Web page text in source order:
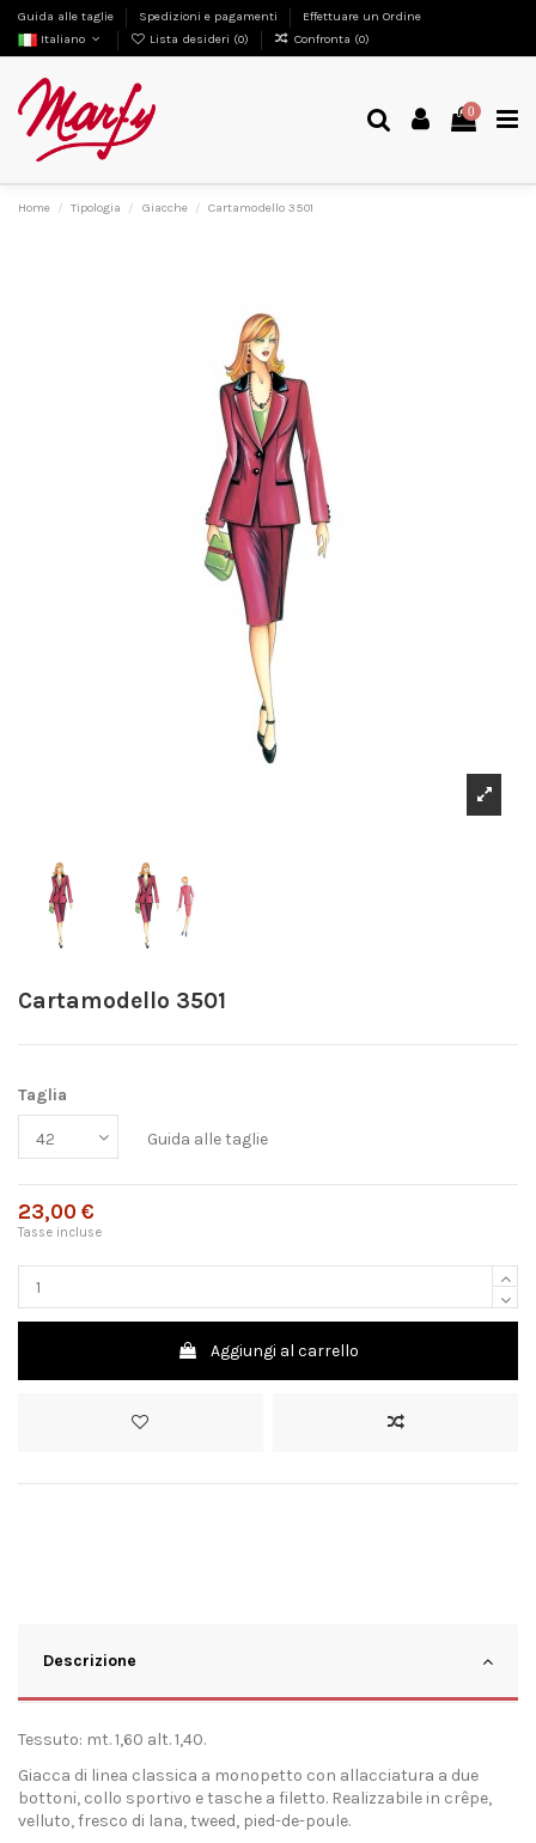
Guida alle taglie Spedizioni e pagamenti
Effettuare un Ordine
Italiano
Lista desideri (0) Confronta (0)
0
Home Tipologia Giacche Cartamodello 3501
Cartamodello 3501
Taglia
Guida alle taglie
23,00 €
Tasse incluse
Aggiungi al carrello
Descrizione
Tessuto: mt. 1,60 alt. 1,40.
Giacca di linea classica a monopetto con allacciatura a due
bottoni, collo sportivo e tasche a filetto. Realizzabile in crêpe,
velluto, fresco di lana, tweed, pied-de-poule.